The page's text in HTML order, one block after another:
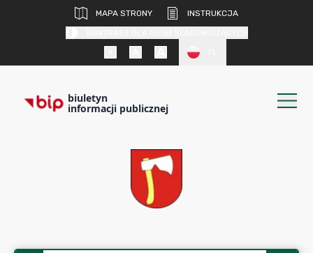
MAPA STRONY
INSTRUKCJA
biuletyn
informacji publicznej